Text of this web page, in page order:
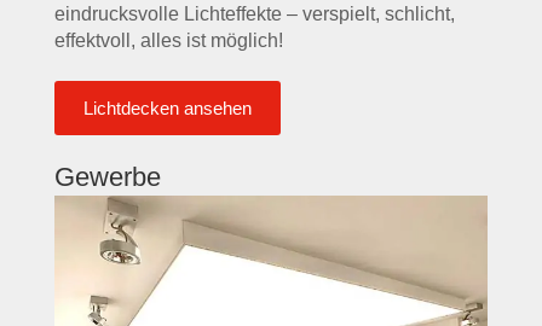
eindrucksvolle Lichteffekte – verspielt, schlicht,
effektvoll, alles ist möglich!
Lichtdecken ansehen
Gewerbe